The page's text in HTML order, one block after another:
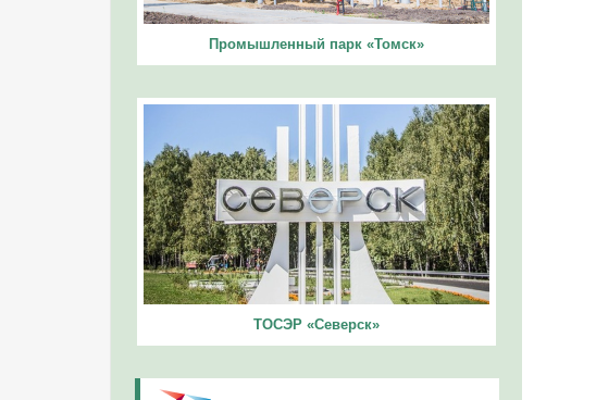
Промышленный парк «Томск»
ТОСЭР «Северск»